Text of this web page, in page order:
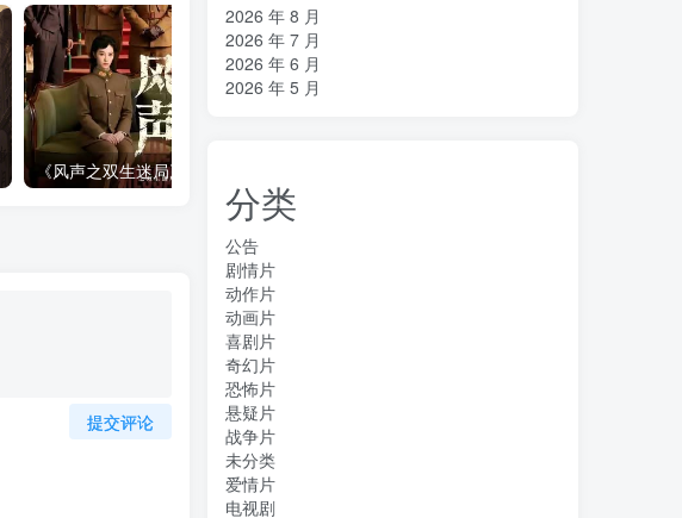
提交评论
2026 年 8 月
2026 年 7 月
2026 年 6 月
2026 年 5 月
分类
公告
剧情片
动作片
动画片
喜剧片
奇幻片
恐怖片
悬疑片
战争片
未分类
爱情片
电视剧